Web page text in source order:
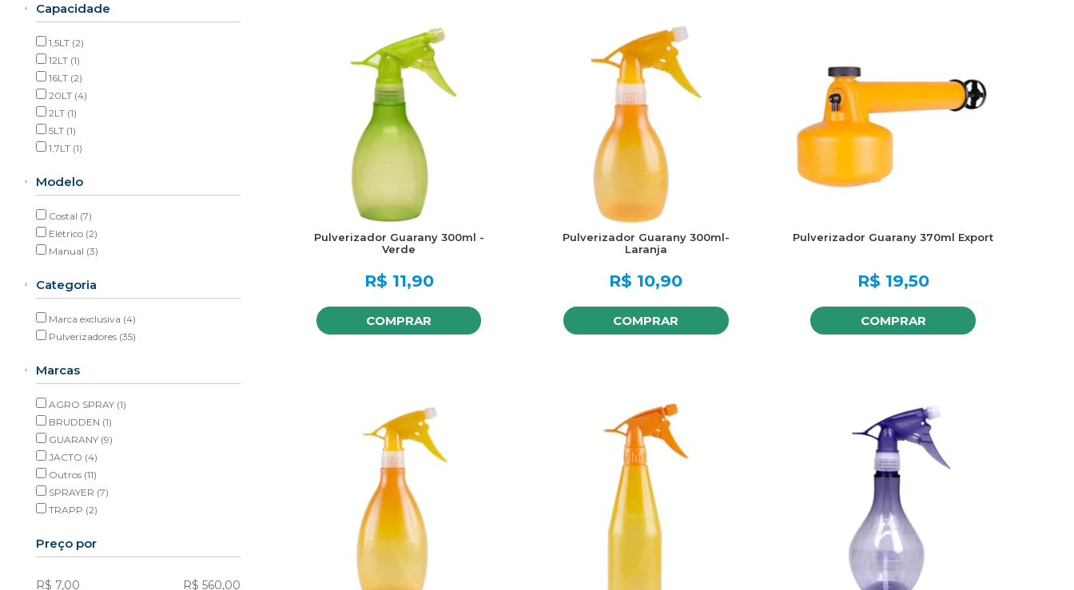
Capacidade
1,5LT (2)
12LT (1)
16LT (2)
20LT (4)
2LT (1)
5LT (1)
1,7LT (1)
Modelo
Costal (7)
Elétrico (2)
Manual (3)
Categoria
Marca exclusiva (4)
Pulverizadores (35)
Marcas
AGRO SPRAY (1)
BRUDDEN (1)
GUARANY (9)
JACTO (4)
Outros (11)
SPRAYER (7)
TRAPP (2)
Preço por
Pulverizador Guarany 300ml -
Verde
R$ 11,90
COMPRAR
Pulverizador Guarany 300ml-
Laranja
R$ 10,90
COMPRAR
Pulverizador Guarany 370ml Export
R$ 19,50
COMPRAR